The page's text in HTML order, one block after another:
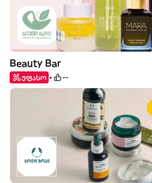
Beauty Bar
უფასო --